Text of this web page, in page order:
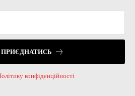
конфіденційності